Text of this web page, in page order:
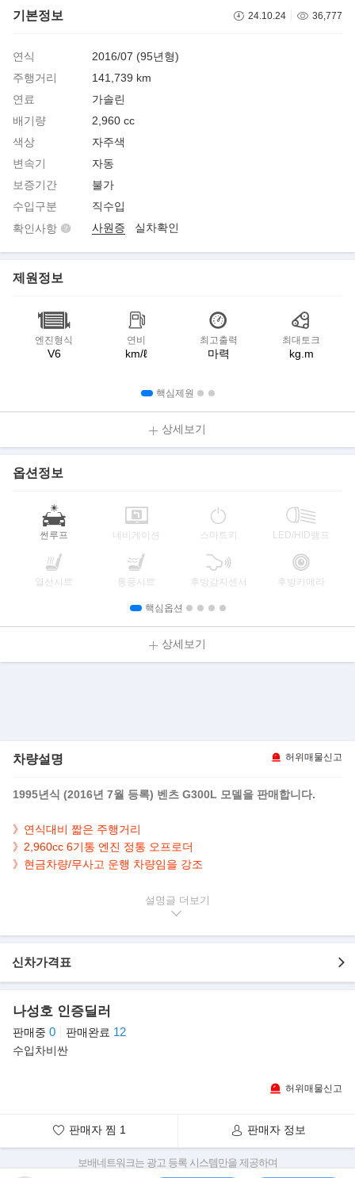
기본정보 24.10.24 36,777
연식
2016/07 (95년형)
주행거리
141,739 km
연료
가솔린
배기량
2,960 cc
색상
자주색
변속기
자동
보증기간
불가
수입구분
직수입
확인사항
사원증 실차확인
제원정보
엔진형식
V6
연비
km/ℓ
최고출력
마력
최대토크
kg.m
핵심제원
상세보기
옵션정보
썬루프 네비게이션 스마트키 LED/HID램프
열선시트 통풍시트 후방감지센서 후방카메라
핵심옵션
상세보기
차량설명 허위매물신고
1995년식 (2016년 7월 등록) 벤츠 G300L 모델을 판매합니다.
》연식대비 짧은 주행거리
》2,960cc 6기통 엔진 정통 오프로더
》현금차량/무사고 운행 차량임을 강조
- 무사고 운행
- 매력적인 자주색 바디
- 깔끔하게 관리된 내/외관 보유
▶"길이 없으면, 만들어 가라..G바겐"
벤츠의 G바겐은 GM의 허머, 랜드로버의 디펜더와 함께 최강의 오
허머와 마찬가지로 군용으로 처음 개발된 G바겐은1979년에 첫출
가량 생산되었다.
설명글
신차가격표
나성호 인증딜러
판매중 0 판매완료 12
수입차비싼
허위매물신고
판매자 찜 1 판매자 정보
보배네트워크는 광고 등록 시스템만을 제공하며